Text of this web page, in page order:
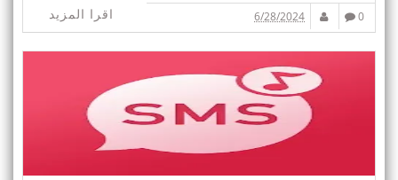
اقرا المزيد 0
6/28/2024